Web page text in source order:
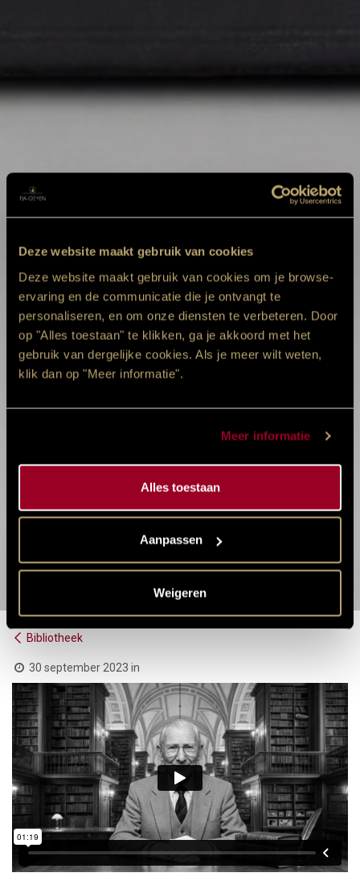
Deze website maakt gebruik van cookies
Deze website maakt gebruik van cookies om je browse-
ervaring en de communicatie die je ontvangt te
personaliseren, en om onze diensten te verbeteren. Door
op "Alles toestaan" te klikken, ga je akkoord met het
gebruik van dergelijke cookies. Als je meer wilt weten,
klik dan op "Meer informatie".
Meer informatie
Alles toestaan
Aanpassen
Weigeren
Bibliotheek
30 september 2023 in